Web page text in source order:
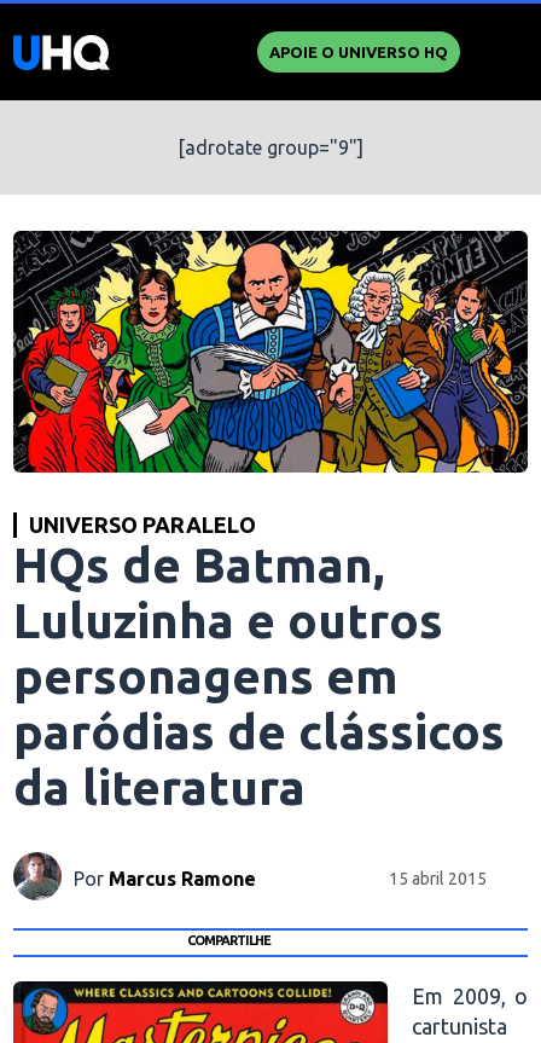
APOIE O UNIVERSO HQ
[adrotate group="9"]
UNIVERSO PARALELO
HQs de Batman,
Luluzinha e outros
personagens em
paródias de clássicos
da literatura
Por Marcus Ramone 15 abril 2015
COMPARTILHE
Em 2009, o
cartunista